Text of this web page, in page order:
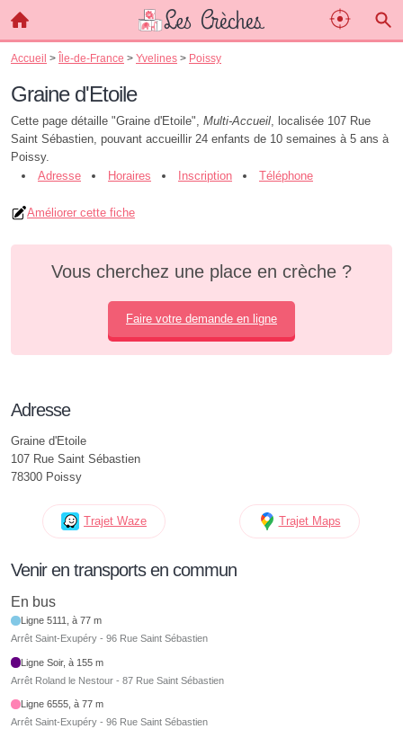
Accueil > Île-de-France > Yvelines > Poissy
Graine d'Etoile
Cette page détaille "Graine d'Etoile", Multi-Accueil, localisée 107 Rue
Saint Sébastien, pouvant accueillir 24 enfants de 10 semaines à 5 ans à
Poissy.
Adresse
Horaires Inscription Téléphone
Améliorer cette fiche
Vous cherchez une place en crèche ?
Faire votre demande en ligne
Adresse
Graine d'Etoile
107 Rue Saint Sébastien
78300 Poissy
Trajet Waze Trajet Maps
Venir en transports en commun
En bus
Ligne 5111, à 77 m
Arrêt Saint-Exupéry - 96 Rue Saint Sébastien
Ligne Soir, à 155 m
Arrêt Roland le Nestour - 87 Rue Saint Sébastien
Ligne 6555, à 77 m
Arrêt Saint-Exupéry - 96 Rue Saint Sébastien